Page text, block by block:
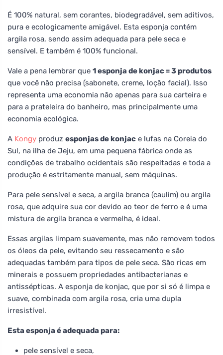
É 100% natural, sem corantes, biodegradável, sem aditivos,
pura e ecologicamente amigável. Esta esponja contém
argila rosa, sendo assim adequada para pele seca e
sensível. E também é 100% funcional.
Vale a pena lembrar que 1 esponja de konjac = 3 produtos
que você não precisa (sabonete, creme, loção facial). Isso
representa uma economia não apenas para sua carteira e
para a prateleira do banheiro, mas principalmente uma
economia ecológica.
A Kongy produz esponjas de konjac e lufas na Coreia do
Sul, na ilha de Jeju, em uma pequena fábrica onde as
condições de trabalho ocidentais são respeitadas e toda a
produção é estritamente manual, sem máquinas.
Para pele sensível e seca, a argila branca (caulim) ou argila
rosa, que adquire sua cor devido ao teor de ferro e é uma
mistura de argila branca e vermelha, é ideal.
Essas argilas limpam suavemente, mas não removem todos
os óleos da pele, evitando seu ressecamento e são
adequadas também para tipos de pele seca. São ricas em
minerais e possuem propriedades antibacterianas e
antissépticas. A esponja de konjac, que por si só é limpa e
suave, combinada com argila rosa, cria uma dupla
irresistível.
Esta esponja é adequada para:
pele sensível e seca,